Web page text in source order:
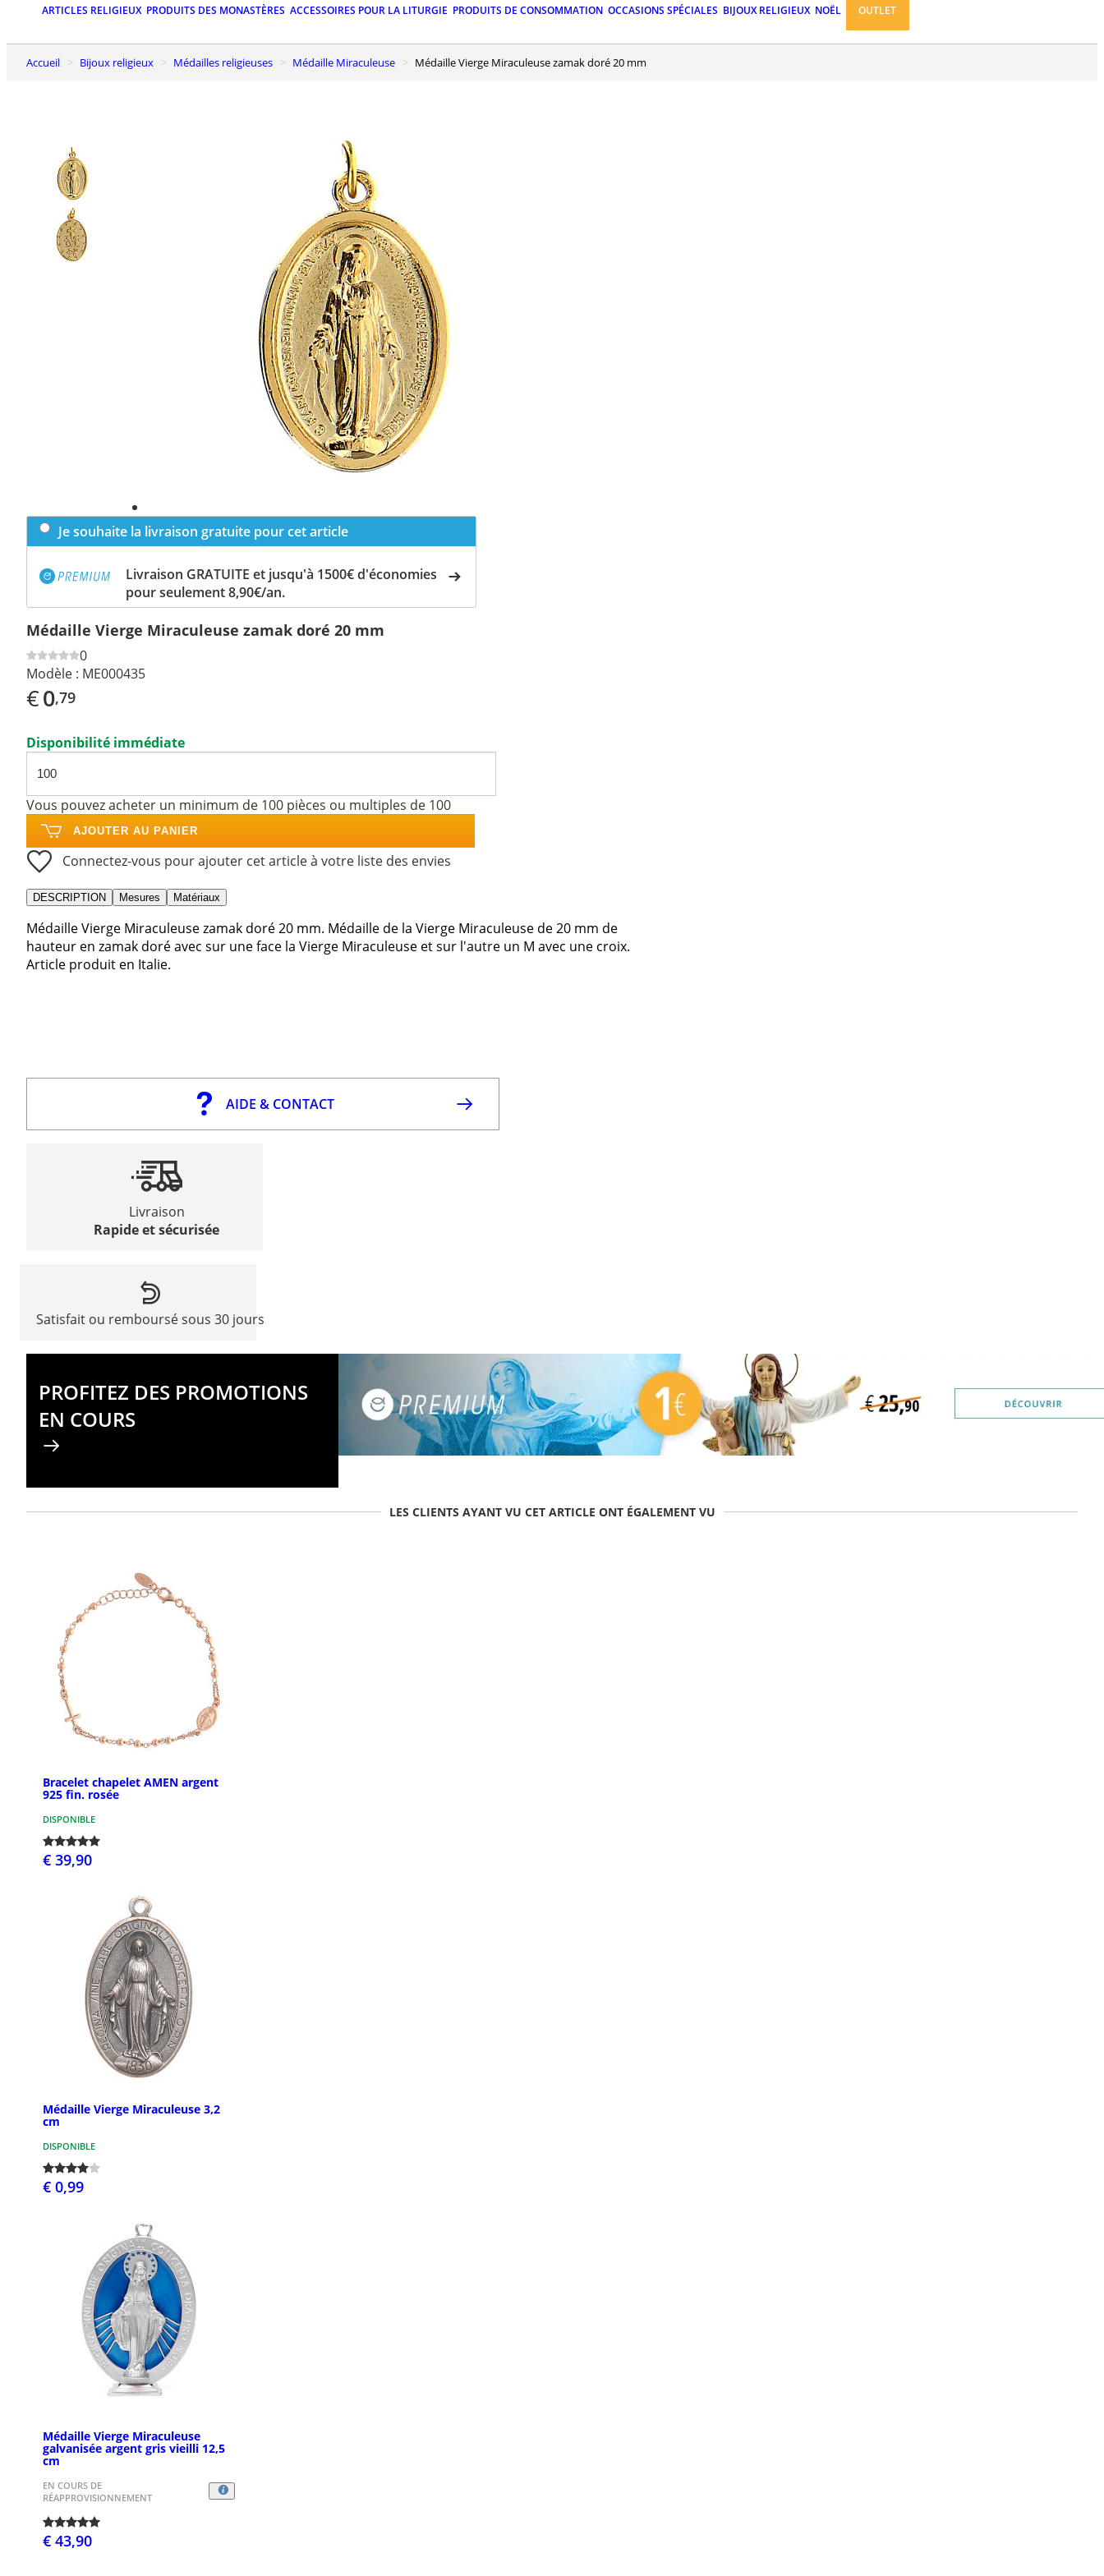
ARTICLES RELIGIEUX PRODUITS DES MONASTÈRES ACCESSOIRES POUR LA LITURGIE PRODUITS DE CONSOMMATION OCCASIONS SPÉCIALES BIJOUX RELIGIEUX NOËL OUTLET
Accueil Bijoux religieux Médailles religieuses Médaille Miraculeuse Médaille Vierge Miraculeuse zamak doré 20 mm
Je souhaite la livraison gratuite pour cet article
Livraison GRATUITE et jusqu'à 1500€ d'économies
pour seulement 8,90€/an.
Médaille Vierge Miraculeuse zamak doré 20 mm
0
Modèle : ME000435
€0,79
Disponibilité immédiate
Vous pouvez acheter un minimum de 100 pièces ou multiples de 100
AJOUTER AU PANIER
Connectez-vous pour ajouter cet article à votre liste des envies
DESCRIPTION Mesures Matériaux
Médaille Vierge Miraculeuse zamak doré 20 mm. Médaille de la Vierge Miraculeuse de 20 mm de
hauteur en zamak doré avec sur une face la Vierge Miraculeuse et sur l'autre un M avec une croix.
Article produit en Italie.
AIDE & CONTACT
Livraison
Rapide et sécurisée
Satisfait ou remboursé sous 30 jours
PROFITEZ DES PROMOTIONS
EN COURS
LES CLIENTS AYANT VU CET ARTICLE ONT ÉGALEMENT VU
Bracelet chapelet AMEN argent
925 fin. rosée
DISPONIBLE
€ 39,90
Médaille Vierge Miraculeuse 3,2
cm
DISPONIBLE
€ 0,99
Médaille Vierge Miraculeuse
galvanisée argent gris vieilli 12,5
cm
EN COURS DE
RÉAPPROVISIONNEMENT
€ 43,90